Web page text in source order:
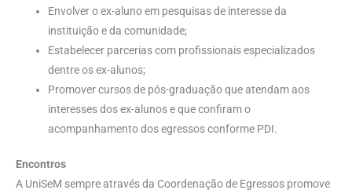
Envolver o ex-aluno em pesquisas de interesse da
instituição e da comunidade;
Estabelecer parcerias com profissionais especializados
dentre os ex-alunos;
Promover cursos de pós-graduação que atendam aos
interesses dos ex-alunos e que confiram o
acompanhamento dos egressos conforme PDI.
Encontros
A UniSeM sempre através da Coordenação de Egressos promove